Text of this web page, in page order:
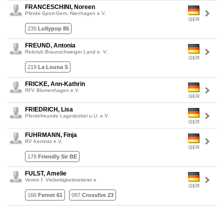
GER
FRANCESCHINI, Noreen
Pferde-Sport-Gem. Nienhagen e.V.
235 Lollypop 85
GER
FREUND, Antonia
Reitclub Braunschweiger Land e. V.
219 La Louna S
GER
FRICKE, Ann-Kathrin
RFV Blumenhagen e.V.
GER
FRIEDRICH, Lisa
Pferdefreunde Lagesbüttel u.U. e.V.
GER
FUHRMANN, Finja
RV Kemnitz e.V.
178 Friendly Sir BE
GER
FULST, Amelie
Verein f. Vielseitigkeitsreiterei e
166 Fernet 61 097 Crossfire 23